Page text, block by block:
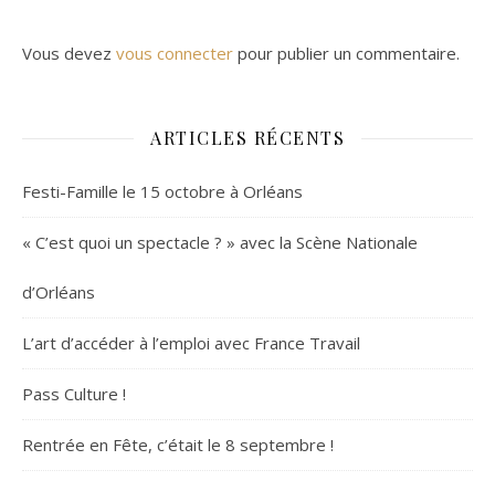
Vous devez vous connecter pour publier un commentaire.
ARTICLES RÉCENTS
Festi-Famille le 15 octobre à Orléans
« C’est quoi un spectacle ? » avec la Scène Nationale
d’Orléans
L’art d’accéder à l’emploi avec France Travail
Pass Culture !
Rentrée en Fête, c’était le 8 septembre !